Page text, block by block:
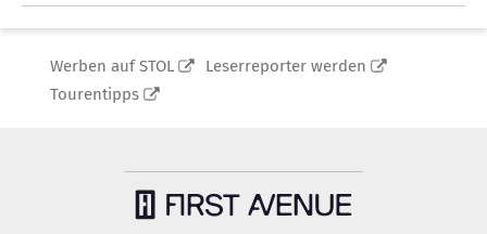
Werben auf STOL
Leserreporter werden
Tourentipps